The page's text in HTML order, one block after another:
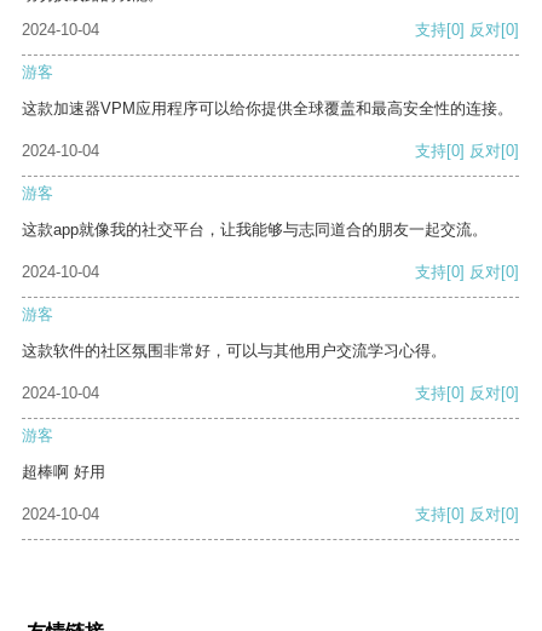
2024-10-04
支持[0] 反对[0]
游客
这款加速器VPM应用程序可以给你提供全球覆盖和最高安全性的连接。
2024-10-04 支持[0] 反对[0]
游客
这款app就像我的社交平台，让我能够与志同道合的朋友一起交流。
2024-10-04 支持[0] 反对[0]
游客
这款软件的社区氛围非常好，可以与其他用户交流学习心得。
2024-10-04 支持[0] 反对[0]
游客
超棒啊 好用
2024-10-04 支持[0] 反对[0]